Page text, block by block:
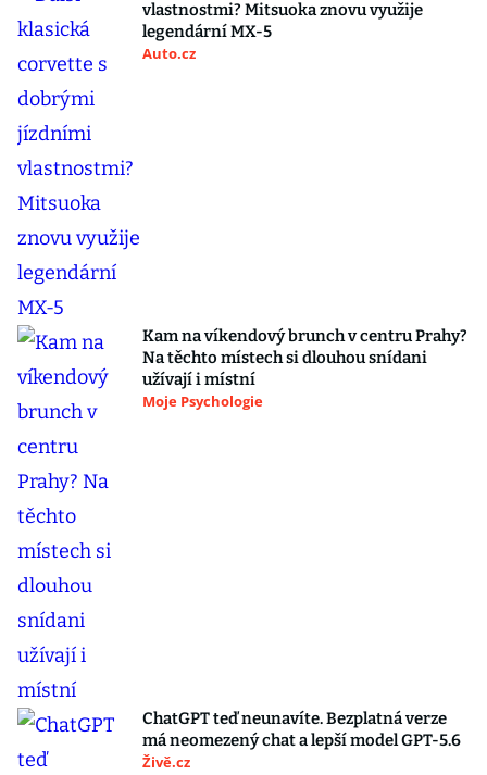
vlastnostmi? Mitsuoka znovu využije
legendární MX-5
Auto.cz
Kam na víkendový brunch v centru Prahy?
Na těchto místech si dlouhou snídani
užívají i místní
Moje Psychologie
ChatGPT teď neunavíte. Bezplatná verze
má neomezený chat a lepší model GPT-5.6
Živě.cz